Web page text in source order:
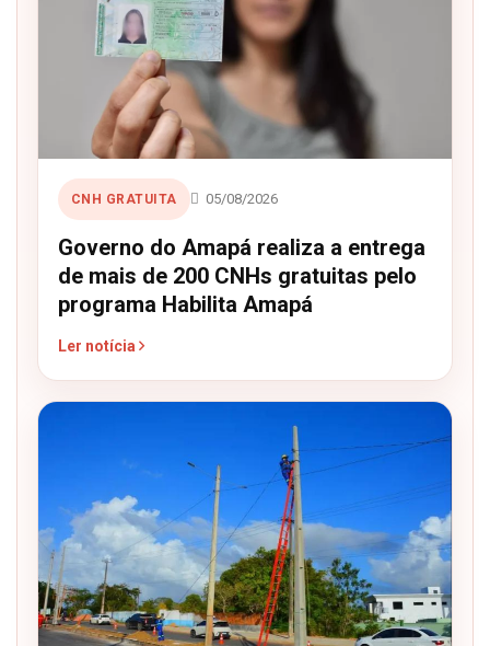
CNH GRATUITA 05/08/2026
Governo do Amapá realiza a entrega
de mais de 200 CNHs gratuitas pelo
programa Habilita Amapá
Ler notícia